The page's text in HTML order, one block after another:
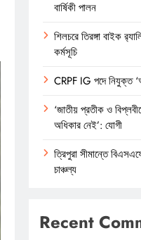
বার্ষিকী পালন
শিলচরে তিরঙ্গা বাইক
কর্মসূচি
CRPF IG পদে নিযুক্ত
‘জাতীয় প্রতীক ও
অধিকার নেই’: যোগী
ত্রিপুরা সীমান্তে
চাঞ্চল্য
Recent